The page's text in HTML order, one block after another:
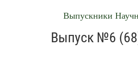
Выпускники
Выпуск №6